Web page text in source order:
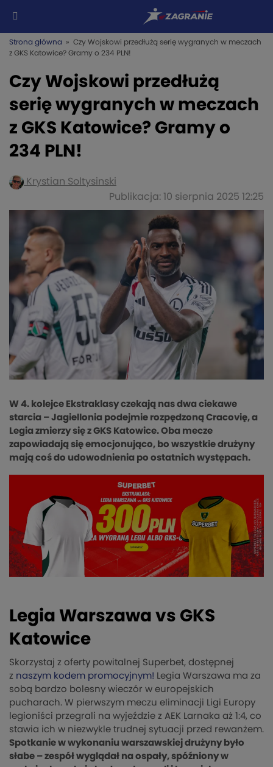
Strona główna » Czy Wojskowi przedłużą serię wygranych w meczach
z GKS Katowice? Gramy o 234 PLN!
Czy Wojskowi przedłużą
serię wygranych w meczach
z GKS Katowice? Gramy o
234 PLN!
Krystian Soltysinski
Publikacja: 10 sierpnia 2025 12:25
W 4. kolejce Ekstraklasy czekają nas dwa ciekawe
starcia – Jagiellonia podejmie rozpędzoną Cracovię, a
Legia zmierzy się z GKS Katowice. Oba mecze
zapowiadają się emocjonująco, bo wszystkie drużyny
mają coś do udowodnienia po ostatnich występach.
Legia Warszawa vs GKS
Katowice
Skorzystaj z oferty powitalnej Superbet, dostępnej
z naszym kodem promocyjnym! Legia Warszawa ma za
sobą bardzo bolesny wieczór w europejskich
pucharach. W pierwszym meczu eliminacji Ligi Europy
legioniści przegrali na wyjeździe z AEK Larnaka aż 1:4, co
stawia ich w niezwykle trudnej sytuacji przed rewanżem.
Spotkanie w wykonaniu warszawskiej drużyny było
słabe – zespół wyglądał na ospały, spóźniony w